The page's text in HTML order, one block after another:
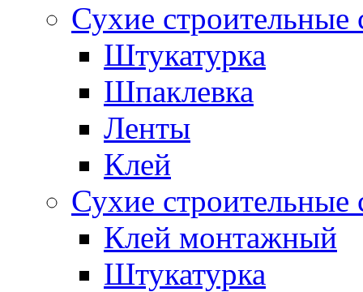
Сухие
Штукатурка
Шпаклевка
Ленты
Клей
Сухие
Клей монтажный
Штукатурка